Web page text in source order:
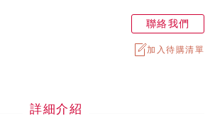
聯絡我們
加入待購清單
詳細介紹